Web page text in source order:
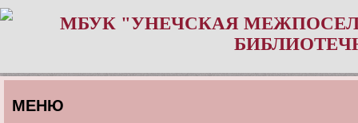
МБУК "УНЕЧСКАЯ
МЕНЮ